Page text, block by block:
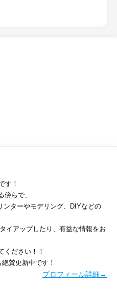
す！
らで、
ンターやモデリング、DIYなどの
イアップしたり、有益な情報をお
ください！！
絶賛更新中です！
プロフィール詳細→